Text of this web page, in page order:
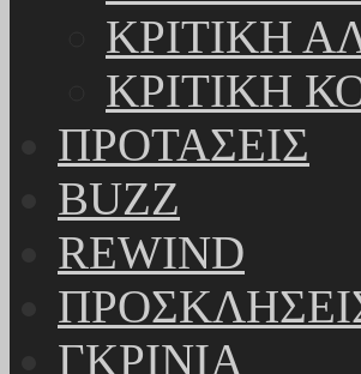
ΚΡΙΤΙΚΗ
ΚΡΙΤΙΚΗ
ΠΡΟΤΑΣΕΙΣ
BUZZ
REWIND
ΓΚΡΙΝΙΑ